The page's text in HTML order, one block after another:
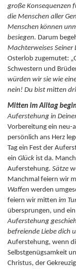
große Konsequenzen
die Menschen aller
Menschen können
besiegen. Darum
Machterweises Seiner
Osterlob zugemutet:
Schwestern und
würden wir sie wie
nein! Du bist mitten
Mitten im Alltag
Auferstehung in
Vorbereitung ein neu-
persönlich ans Herz
Tag ein Fest der
ein Glück ist da.
Auferstehung. Sätze
Manchmal feiern wir
Waffen werden
feiern wir mitten im
übersprungen, und ein
Auferstehung
befreiende Liebe dich
Auferstehung, wenn
Selbstgenügsamkeit
Christus, der